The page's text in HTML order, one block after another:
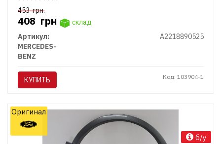
453грн.
408 грн
склад
Артикул:
A2218890525
MERCEDES-
BENZ
КУПИТЬ Код: 103904-1
Оригинал
б/у